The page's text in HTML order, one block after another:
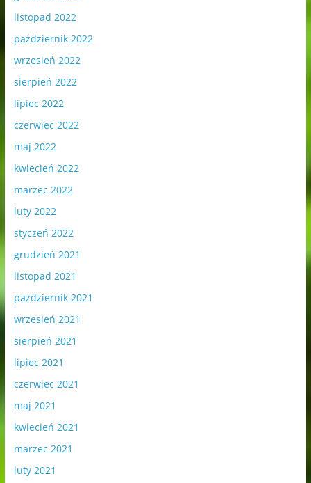
listopad 2022
październik 2022
wrzesień 2022
sierpień 2022
lipiec 2022
czerwiec 2022
maj 2022
kwiecień 2022
marzec 2022
luty 2022
styczeń 2022
grudzień 2021
listopad 2021
październik 2021
wrzesień 2021
sierpień 2021
lipiec 2021
czerwiec 2021
maj 2021
kwiecień 2021
marzec 2021
luty 2021